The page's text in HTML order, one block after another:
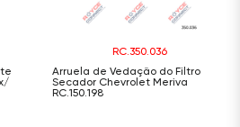
RC.350.036
Arruela de Vedação do Filtro
Secador Chevrolet Meriva
RC.150.198